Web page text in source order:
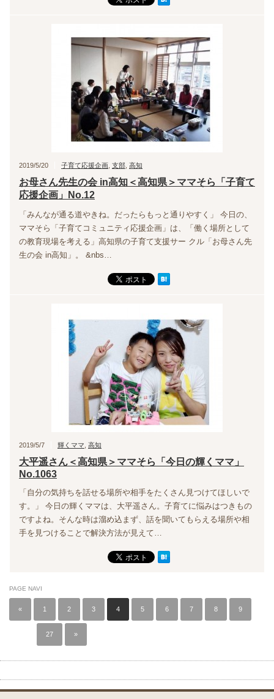
2019/5/20 子育て応援企画 支部 高知
お母さん先生の会 in高知＜高知県＞ママそら「子育て
応援企画」No.12
「みんなが通る道やきね。だったらもっと通りやすく」 今日の、
ママそら「子育てコミュニティ応援企画」は、「働く場所として
の教育現場を考える」高知県の子育て支援サー クル「お母さん先
生の会 in高知」。 &nbs…
2019/5/7 輝くママ 高知
大平遥さん＜高知県＞ママそら「今日の輝くママ」
No.1063
「自分の気持ちを話せる場所や相手をたくさん見つけてほしいで
す。」 今日の輝くママは、大平遥さん。子育てに悩みはつきもの
ですよね。そんな時は溜め込まず、話を聞いてもらえる場所や相
手を見つけることで解決方法が見えて…
PAGE NAVI
« 1 2 3 4 5 6 7 8 9
27 »